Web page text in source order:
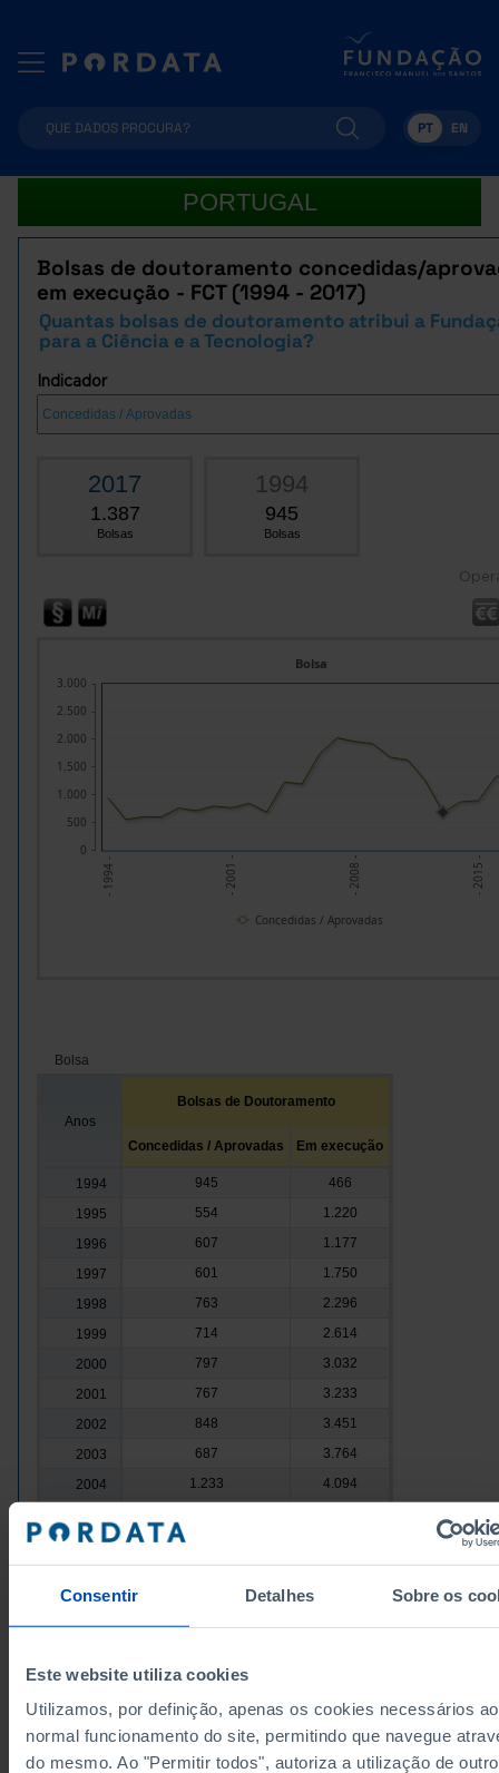
Consentir Detalhes Sobre os
Este website utiliza cookies
Utilizamos, por definição, apenas os cookies necessários ao
normal funcionamento do site, permitindo que navegue
do mesmo. Ao "Permitir todos", autoriza a utilização de
PT EN
PORTUGAL
Bolsas de doutoramento concedidas/
em execução - FCT (1994 - 2017)
Quantas bolsas de doutoramento atribui a
para a Ciência e a Tecnologia?
Indicador
2017
1.387
Bolsas
1994
945
Bolsas
- 1994 - - 2001 - - 2008 - - 2015 -
Bolsa
0
500
1.000
1.500
2.000
2.500
3.000
Concedidas / Aprovadas
Bolsa
Anos
Bolsas de Doutoramento
Concedidas / Aprovadas Em execução
1994 945
466
1995
554
1.220
1996
607
1.177
1997
601
1.750
1998
763
2.296
1999
714
2.614
2000
797
3.032
2001
767
3.233
2002
848
3.451
2003
687
3.764
2004
1.233
4.094
2006
2008
2010
1.252
┴ 685 ┴
Fontes/Entidades: FCT/MECI, PORDATA
Última actualização: 2022-12-21